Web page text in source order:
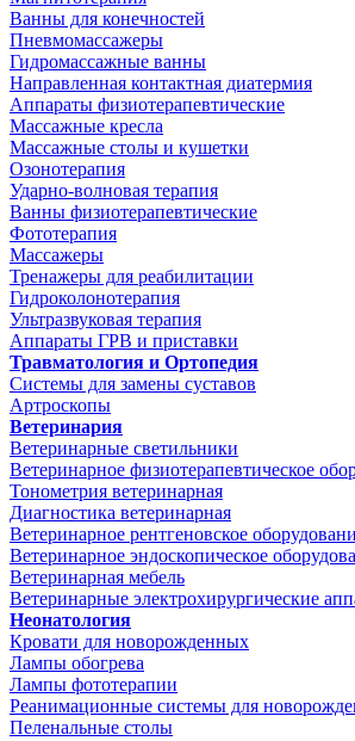
Ванны для конечностей
Пневмомассажеры
Гидромассажные ванны
Направленная контактная диатермия
Аппараты физиотерапевтические
Массажные кресла
Массажные столы и кушетки
Озонотерапия
Ударно-волновая терапия
Ванны физиотерапевтические
Фототерапия
Массажеры
Тренажеры для реабилитации
Гидроколонотерапия
Ультразвуковая терапия
Аппараты ГРВ и приставки
Травматология и Ортопедия
Системы для замены суставов
Артроскопы
Ветеринария
Ветеринарные светильники
Ветеринарное физиотерапевтическое
Тонометрия ветеринарная
Диагностика ветеринарная
Ветеринарное рентгеновское
Ветеринарное эндоскопическое
Ветеринарная мебель
Ветеринарные электрохирургические
Неонатология
Кровати для новорожденных
Лампы обогрева
Лампы фототерапии
Реанимационные системы для
Пеленальные столы